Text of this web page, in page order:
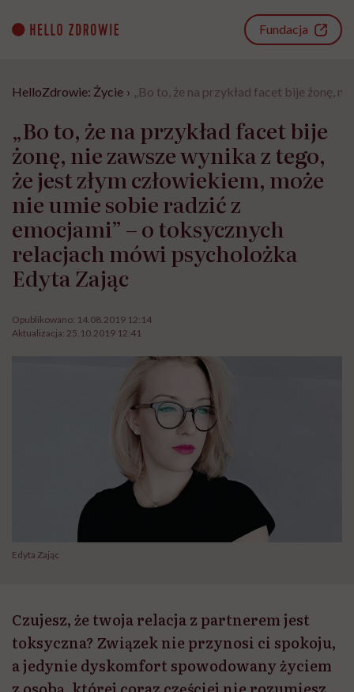
content
Fundacja
HelloZdrowie: Życie › „Bo to, że na przykład facet bije żonę,
„Bo to, że na przykład facet bije
żonę, nie zawsze wynika z tego,
że jest złym człowiekiem, może
nie umie sobie radzić z
emocjami” – o toksycznych
relacjach mówi psycholożka
Edyta Zając
Opublikowano: 14.08.2019 12:14
Aktualizacja: 25.10.2019 12:41
Edyta Zając
Czujesz, że twoja relacja z partnerem jest
toksyczna? Związek nie przynosi ci spokoju,
a jedynie dyskomfort spowodowany życiem